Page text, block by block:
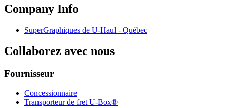
Company Info
SuperGraphiques de U-Haul - Québec
Collaborez avec nous
Fournisseur
Concessionnaire
Transporteur de fret U-Box®